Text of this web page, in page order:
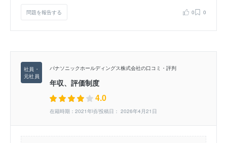
問題を報告する 0 0
パナソニックホールディングス株式会社の口コミ・評判
年収、評価制度
4.0
在籍時期：2021年頃/投稿日： 2026年4月21日